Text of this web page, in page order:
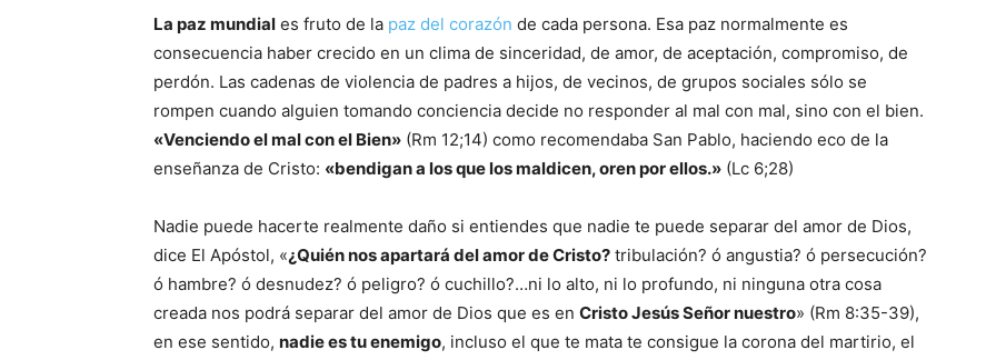
La paz mundial es fruto de la paz del corazón de cada persona. Esa paz normalmente es
consecuencia haber crecido en un clima de sinceridad, de amor, de aceptación, compromiso, de
perdón. Las cadenas de violencia de padres a hijos, de vecinos, de grupos sociales sólo se
rompen cuando alguien tomando conciencia decide no responder al mal con mal, sino con el bien.
«Venciendo el mal con el Bien» (Rm 12;14) como recomendaba San Pablo, haciendo eco de la
enseñanza de Cristo: «bendigan a los que los maldicen, oren por ellos.» (Lc 6;28)
Nadie puede hacerte realmente daño si entiendes que nadie te puede separar del amor de Dios,
dice El Apóstol, «¿Quién nos apartará del amor de Cristo? tribulación? ó angustia? ó persecución?
ó hambre? ó desnudez? ó peligro? ó cuchillo?…ni lo alto, ni lo profundo, ni ninguna otra cosa
creada nos podrá separar del amor de Dios que es en Cristo Jesús Señor nuestro» (Rm 8:35-39),
en ese sentido, nadie es tu enemigo, incluso el que te mata te consigue la corona del martirio, el